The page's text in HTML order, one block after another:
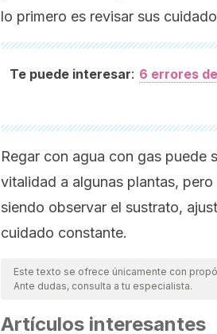
lo primero es revisar sus
Te puede interesar: 6 errores
Regar con agua con gas puede
vitalidad a algunas plantas,
siendo observar el sustrato,
cuidado constante.
Este texto se ofrece únicamente con
Ante dudas, consulta a tu especialista.
Artículos interesantes